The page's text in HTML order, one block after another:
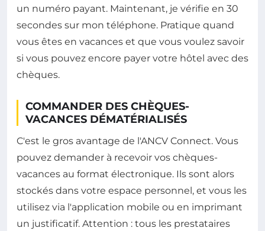
un numéro payant. Maintenant, je vérifie en 30
secondes sur mon téléphone. Pratique quand
vous êtes en vacances et que vous voulez savoir
si vous pouvez encore payer votre hôtel avec des
chèques.
COMMANDER DES CHÈQUES-
VACANCES DÉMATÉRIALISÉS
C'est le gros avantage de l'ANCV Connect. Vous
pouvez demander à recevoir vos chèques-
vacances au format électronique. Ils sont alors
stockés dans votre espace personnel, et vous les
utilisez via l'application mobile ou en imprimant
un justificatif. Attention : tous les prestataires